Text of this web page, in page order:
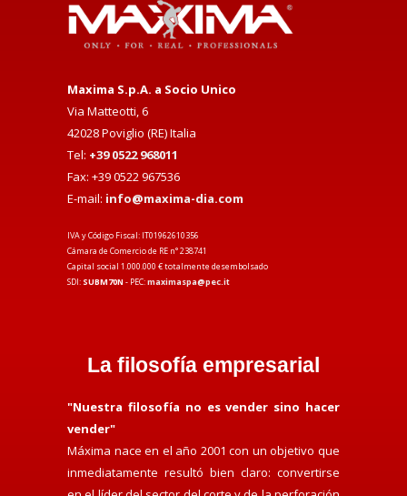
Maxima S.p.A. a Socio Unico
Via Matteotti, 6
42028 Poviglio (RE) Italia
Tel: +39 0522 968011
Fax: +39 0522 967536
E-mail: info@maxima-dia.com
IVA y Código Fiscal: IT01962610356
Cámara de Comercio de RE n° 238741
Capital social 1.000.000 € totalmente desembolsado
SDI: SUBM70N - PEC:maximaspa@pec.it
La filosofía empresarial
"Nuestra filosofía no es vender sino hacer
vender"
Máxima nace en el año 2001 con un objetivo que
inmediatamente resultó bien claro: convertirse